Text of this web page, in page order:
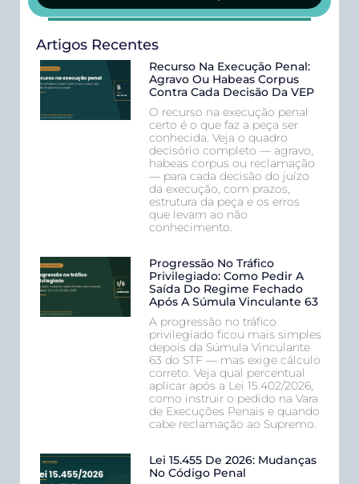
Artigos Recentes
Recurso Na Execução Penal:
Agravo Ou Habeas Corpus
Contra Cada Decisão Da VEP
O recurso na execução penal
certo é o que faz a peça ser
conhecida. Veja o quadro
decisório completo — agravo,
habeas corpus ou reclamação
— para cada decisão do juízo
da execução, com prazos,
estrutura da peça e os erros
que levam ao não
conhecimento.
Progressão No Tráfico
Privilegiado: Como Pedir A
Saída Do Regime Fechado
Após A Súmula Vinculante 63
A progressão no tráfico
privilegiado ficou mais simples
depois da Súmula Vinculante
63 do STF — mas exige cálculo
correto. Veja qual percentual
aplicar após a Lei 15.402/2026,
como instruir o pedido na Vara
de Execuções Penais e quando
cabe reclamação ao Supremo.
Lei 15.455 De 2026: Mudanças
No Código Penal